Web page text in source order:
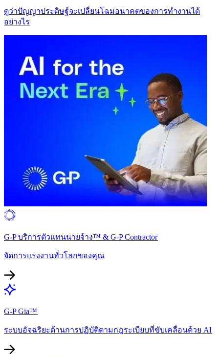
ดูว่าปัญญาประดิษฐ์จะเปลี่ยนโฉมอนาคตของการทำงานได้
อย่างไร​​
G-P บริการตัวแทนนายจ้าง™ & G-P Contractor​​
จัดการแรงงานทั่วโลกของคุณ​​
G-P Gia™​​
ระบบอัจฉริยะด้านการปฏิบัติตามกฎระเบียบที่ขับเคลื่อนด้วย AI​​